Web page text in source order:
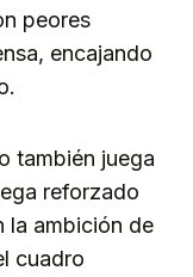
peores
encajando
también juega
reforzado
la ambición de
cuadro